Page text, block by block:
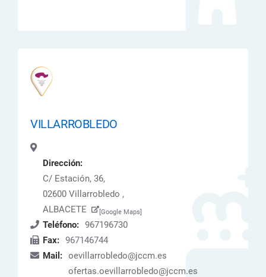
VILLARROBLEDO
Dirección:
C/ Estación, 36,
02600 Villarrobledo ,
ALBACETE
[Google Maps]
Teléfono: 967196730
Fax: 967146744
Mail: oevillarrobledo@jccm.es
ofertas.oevillarrobledo@jccm.es